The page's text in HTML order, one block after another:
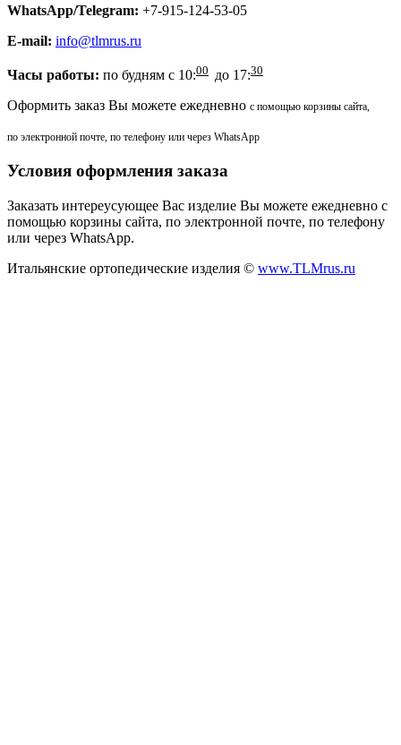
WhatsApp/Telegram: +7-915-124-53-05
E-mail: info@tlmrus.ru
Часы работы: по будням с 10:00 до 17:30
Оформить заказ Вы можете ежедневно с помощью корзины сайта,
по электронной почте, по телефону или через WhatsApp
Условия оформления заказа
Заказать интереусующее Вас изделие Вы можете ежедневно с
помощью корзины сайта, по электронной почте, по телефону
или через WhatsApp.
Итальянские ортопедические изделия © www.TLMrus.ru